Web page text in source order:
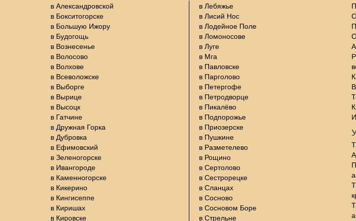
в Александровской
в Бокситогорске
в Большую Ижору
в Будогощь
в Вознесенье
в Волосово
в Волхове
в Всеволожске
в Выборге
в Вырице
в Высоцк
в Гатчине
в Дружная Горка
в Дубровка
в Ефимовский
в Зеленогорске
в Ивангороде
в Каменногорске
в Кикерино
в Кингисеппе
в Киришах
в Кировске
в Лебяжье
в Лисий Нос
в Лодейное Поле
в Ломоносове
в Луге
в Мга
в Павловске
в Парголово
в Петергофе
в Петродворце
в Пикалёво
в Подпорожье
в Приозерске
в Пушкине
в Разметелево
в Рощино
в Сертолово
в Сестрорецке
в Сланцах
в Сосново
в Сосновом Боре
в Стрельне